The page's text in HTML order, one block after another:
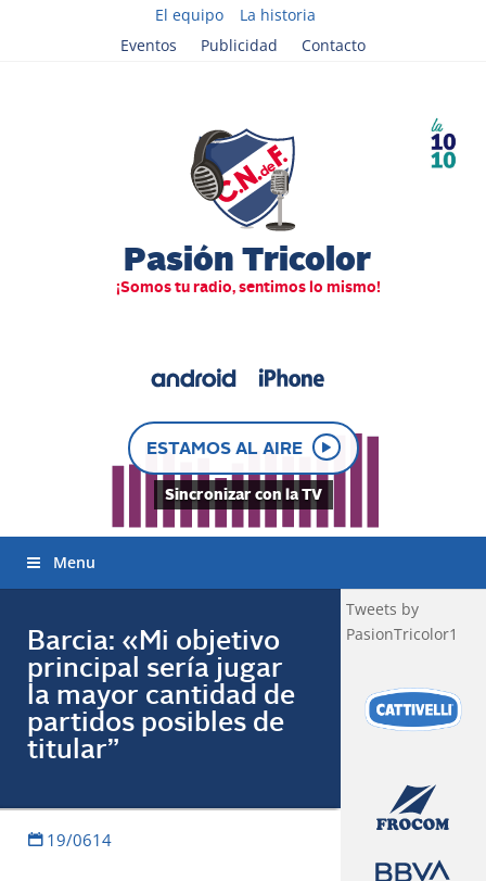
El equipo
La historia
Eventos
Publicidad Contacto
ESTAMOS AL AIRE
Sincronizar con la TV
Menu
Barcia: «Mi objetivo
principal sería jugar
la mayor cantidad de
partidos posibles de
titular”
19/0614
Tweets by
PasionTricolor1